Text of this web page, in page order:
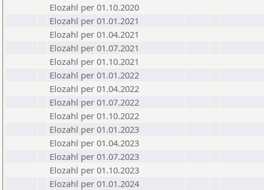
Elozahl per 01.10.2020
Elozahl per 01.01.2021
Elozahl per 01.04.2021
Elozahl per 01.07.2021
Elozahl per 01.10.2021
Elozahl per 01.01.2022
Elozahl per 01.04.2022
Elozahl per 01.07.2022
Elozahl per 01.10.2022
Elozahl per 01.01.2023
Elozahl per 01.04.2023
Elozahl per 01.07.2023
Elozahl per 01.10.2023
Elozahl per 01.01.2024